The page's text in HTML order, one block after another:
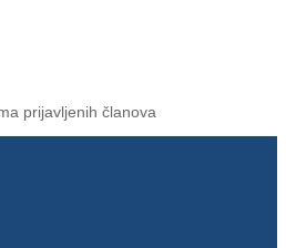
prijavljenih članova